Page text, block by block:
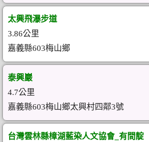
太興飛瀑步道
3.86公里
嘉義縣603梅山鄉
泰興巖
4.7公里
嘉義縣603梅山鄉太興村四鄰3號
台灣雲林縣樟湖藍染人文協會_有間靛